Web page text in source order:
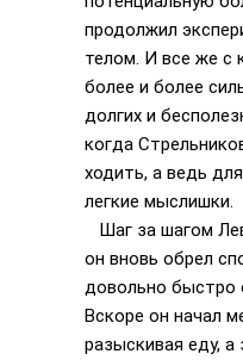
продолжил
телом. И все же с
более и более
долгих и
когда
ходить, а ведь
легкие мыслишки.
Шаг за шагом
он вновь обрел
довольно быстро
Вскоре он начал
разыскивая еду,